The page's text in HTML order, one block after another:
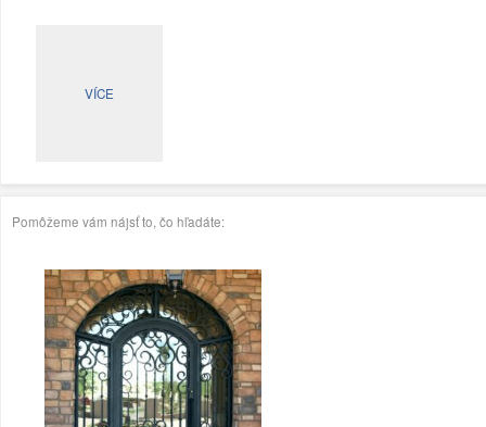
VÍCE
Pomôžeme vám nájsť to, čo hľadáte: